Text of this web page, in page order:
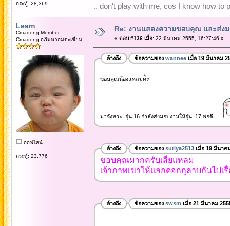
กระทู้: 28,369
.. don't play with me, cos I know how to
Leam
Cmadong Member
Cmadong อภิมหาอมตะเซียน
ออฟไลน์
กระทู้: 23,776
Re: งานแสดงความขอบคุณ และส่ง
« ตอบ #136 เมื่อ:22 มีนาคม 2555, 16:27:46 »
อ้างถึง ข้อความของ wanneeเมื่อ 19 มีนาคม
ขอบคุณน้องแหลมค่ัะ
มาจังหวะ รุ่น 16 กำลังส่งมอบงานให้รุ่น 17 พอดี
อ้างถึง ข้อความของ suriya2513เมื่อ 19 มีนาค
ขอบคุณมากครับเสี่ยแหลม
เจ้าภาพเขาให้แลกดอกกุลาบกันไปเ
อ้างถึง ข้อความของ swsm เมื่อ 21 มีนาคม